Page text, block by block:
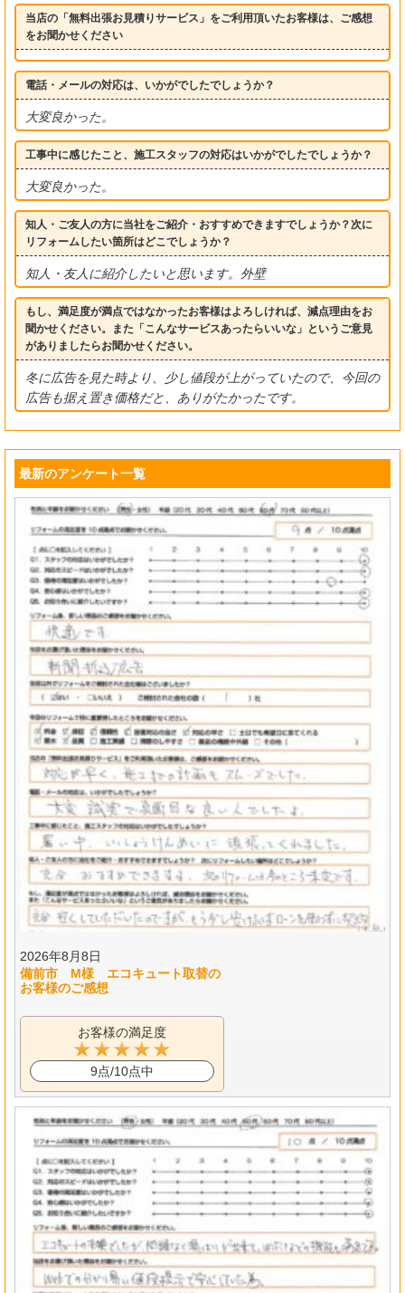
当店の「無料出張お見積りサービス」をご利用頂いたお客様は、ご感想
をお聞かせください
電話・メールの対応は、いかがでしたでしょうか？
大変良かった。
工事中に感じたこと、施工スタッフの対応はいかがでしたでしょうか？
大変良かった。
知人・ご友人の方に当社をご紹介・おすすめできますでしょうか？次に
リフォームしたい箇所はどこでしょうか？
知人・友人に紹介したいと思います。外壁
もし、満足度が満点ではなかったお客様はよろしければ、減点理由をお
聞かせください。また「こんなサービスあったらいいな」というご意見
がありましたらお聞かせください。
冬に広告を見た時より、少し値段が上がっていたので、今回の
広告も据え置き価格だと、ありがたかったです。
最新のアンケート一覧
2026年8月8日
備前市 M様 エコキュート取替の
お客様のご感想
お客様の満足度
9点/10点中